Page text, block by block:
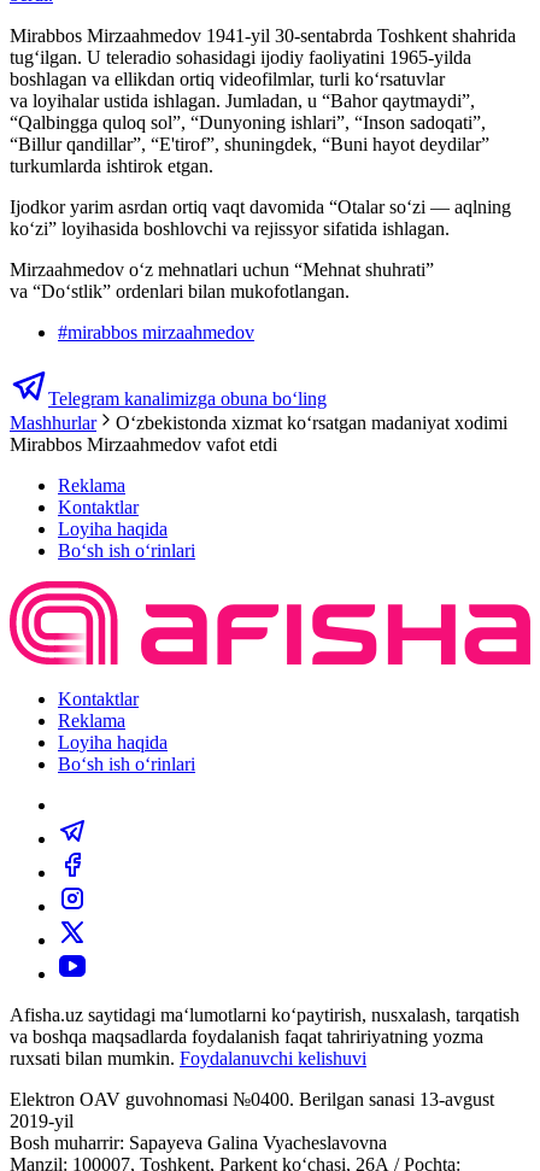
Mirabbos Mirzaahmedov 1941-yil 30-sentabrda Toshkent shahrida
tug‘ilgan. U teleradio sohasidagi ijodiy faoliyatini 1965-yilda
boshlagan va ellikdan ortiq videofilmlar, turli ko‘rsatuvlar
va loyihalar ustida ishlagan. Jumladan, u “Bahor qaytmaydi”,
“Qalbingga quloq sol”, “Dunyoning ishlari”, “Inson sadoqati”,
“Billur qandillar”, “E'tirof”, shuningdek, “Buni hayot deydilar”
turkumlarda ishtirok etgan.
Ijodkor yarim asrdan ortiq vaqt davomida “Otalar so‘zi — aqlning
ko‘zi” loyihasida boshlovchi va rejissyor sifatida ishlagan.
Mirzaahmedov o‘z mehnatlari uchun “Mehnat shuhrati”
va “Do‘stlik” ordenlari bilan mukofotlangan.
#mirabbos mirzaahmedov
Telegram kanalimizga obuna bo‘ling
Mashhurlar
O‘zbekistonda xizmat ko‘rsatgan madaniyat xodimi
Mirabbos Mirzaahmedov vafot etdi
Reklama
Kontaktlar
Loyiha haqida
Bo‘sh ish o‘rinlari
Kontaktlar
Reklama
Loyiha haqida
Bo‘sh ish o‘rinlari
Afisha.uz saytidagi ma‘lumotlarni ko‘paytirish, nusxalash, tarqatish
va boshqa maqsadlarda foydalanish faqat tahririyatning yozma
ruxsati bilan mumkin. Foydalanuvchi kelishuvi
Elektron OAV guvohnomasi №0400. Berilgan sanasi 13-avgust
2019-yil
Bosh muharrir: Sapayeva Galina Vyacheslavovna
Manzil: 100007, Toshkent, Parkent ko‘chasi, 26А / Pochta: